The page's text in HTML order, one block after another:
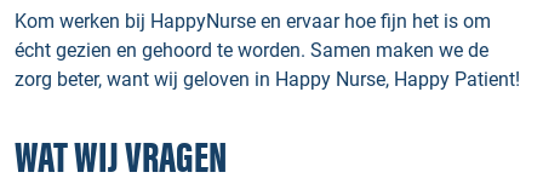
Kom werken bij HappyNurse en ervaar hoe fijn het is om
écht gezien en gehoord te worden. Samen maken we de
zorg beter, want wij geloven in Happy Nurse, Happy Patient!
WAT WIJ VRAGEN